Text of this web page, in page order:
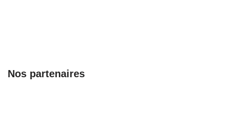
Nos partenaires